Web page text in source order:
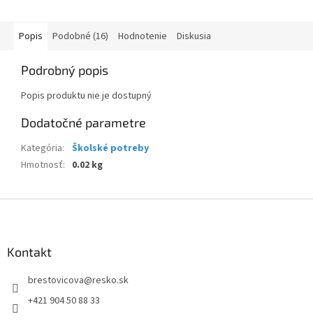
Popis Podobné (16) Hodnotenie Diskusia
Podrobný popis
Popis produktu nie je dostupný
Dodatočné parametre
Kategória: Školské potreby
Hmotnosť: 0.02 kg
Kontakt
brestovicova@resko.sk
+421 904 50 88 33